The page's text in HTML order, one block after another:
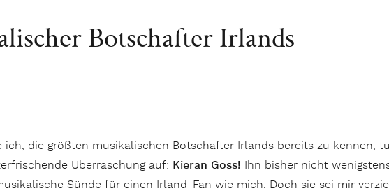
Botschafter Irlands
ich, die größten musikalischen Botschafter Irlands bereits zu kennen,
Überraschung auf: Kieran Goss! Ihn bisher nicht
Sünde für einen Irland-Fan wie mich. Doch sie sei mir